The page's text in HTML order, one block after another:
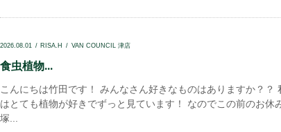
2026.08.01 RISA.H VAN COUNCIL 津店
食虫植物...
こんにちは竹田です！ みんなさん好きなものはありますか？？
はとても植物が好きでずっと見ています！ なのでこの前のお休
塚...